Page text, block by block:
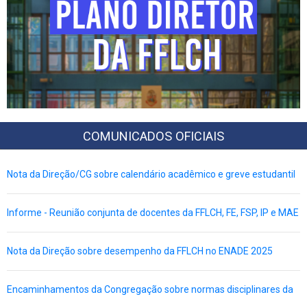
COMUNICADOS OFICIAIS
Nota da Direção/CG sobre calendário acadêmico e greve estudantil
Informe - Reunião conjunta de docentes da FFLCH, FE, FSP, IP e MAE
Nota da Direção sobre desempenho da FFLCH no ENADE 2025
Encaminhamentos da Congregação sobre normas disciplinares da